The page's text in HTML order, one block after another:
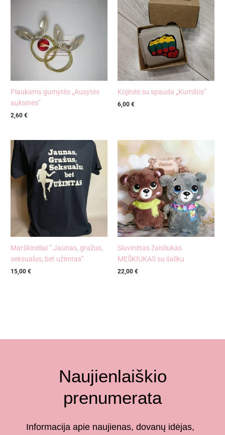
Plaukams gumytės „Ausytės
auksinės”
2,60€
Kojinės su spauda „Kumštis”
6,00 €
Marškinėliai ” Jaunas, gražus,
seksualus, bet užimtas”
15,00€
Siuvinėtas žaisliukas
MEŠKIUKAS su šaliku
22,00 €
Naujienlaiškio
prenumerata
Informacija apie naujienas, dovanų idėjas,